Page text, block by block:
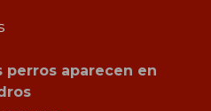
perros aparecen en